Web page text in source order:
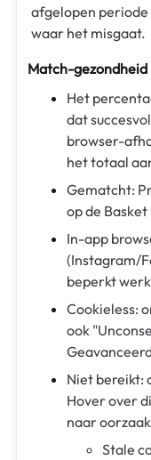
afgelopen periode
waar het misgaat.
Match-gezondheid
Het
dat
browser-
het totaal
Gematcht:
op de
In-app
(Instagram/
beperkt
Cookieless:
ook
Niet bereikt:
Hover over
naar
Stale